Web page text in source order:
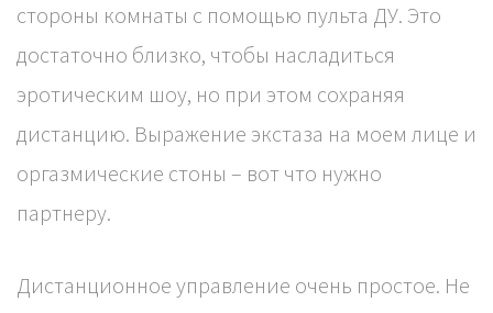
стороны комнаты с помощью пульта ДУ. Это
достаточно близко, чтобы насладиться
эротическим шоу, но при этом сохраняя
дистанцию. Выражение экстаза на моем лице и
оргазмические стоны – вот что нужно
партнеру.
Дистанционное управление очень простое. Не